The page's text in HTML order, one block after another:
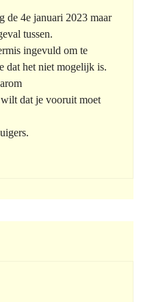
de 4e januari 2023 maar
tussen.
ingevuld om te
dat het niet mogelijk is.
dat je vooruit moet